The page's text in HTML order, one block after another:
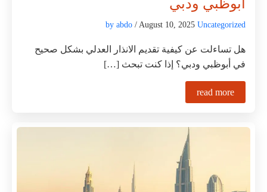
أبوظبي ودبي
by abdo / August 10, 2025 Uncategorized
هل تساءلت عن كيفية تقديم الانذار العدلي بشكل صحيح
في أبوظبي ودبي؟ إذا كنت تبحث […]
read more